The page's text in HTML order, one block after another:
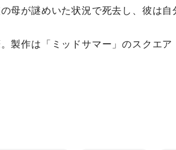
母が謎めいた状況で死去し、彼は
製作は「ミッドサマー」のスクエ